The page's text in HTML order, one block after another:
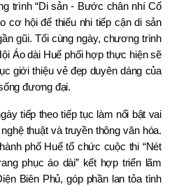
trình “Di sản - Bước chân nhí Cố
cơ hội để thiếu nhi tiếp cận di sản
gũi. Tối cùng ngày, chương trình
Áo dài Huế phối hợp thực hiện sẽ
giới thiệu vẻ đẹp duyên dáng của
đương đại.
tiếp theo tiếp tục làm nổi bật vai
thuật và truyền thông văn hóa.
phố Huế tổ chức cuộc thi “Nét
phục áo dài” kết hợp triển lãm
Biên Phủ, góp phần lan tỏa tình